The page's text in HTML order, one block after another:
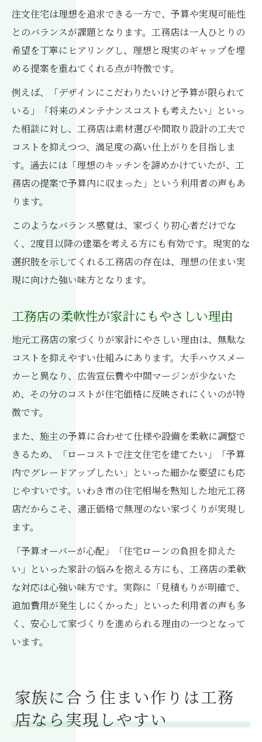
注文住宅は理想を追求できる一方で、予算や実現可能性
とのバランスが課題となります。工務店は一人ひとりの
希望を丁寧にヒアリングし、理想と現実のギャップを埋
める提案を重ねてくれる点が特徴です。
例えば、「デザインにこだわりたいけど予算が限られて
いる」「将来のメンテナンスコストも考えたい」といっ
た相談に対し、工務店は素材選びや間取り設計の工夫で
コストを抑えつつ、満足度の高い仕上がりを目指しま
す。過去には「理想のキッチンを諦めかけていたが、工
務店の提案で予算内に収まった」という利用者の声もあ
ります。
このようなバランス感覚は、家づくり初心者だけでな
く、2度目以降の建築を考える方にも有効です。現実的な
選択肢を示してくれる工務店の存在は、理想の住まい実
現に向けた強い味方となります。
工務店の柔軟性が家計にもやさしい理由
地元工務店の家づくりが家計にやさしい理由は、無駄な
コストを抑えやすい仕組みにあります。大手ハウスメー
カーと異なり、広告宣伝費や中間マージンが少ないた
め、その分のコストが住宅価格に反映されにくいのが特
徴です。
また、施主の予算に合わせて仕様や設備を柔軟に調整で
きるため、「ローコストで注文住宅を建てたい」「予算
内でグレードアップしたい」といった細かな要望にも応
じやすいです。いわき市の住宅相場を熟知した地元工務
店だからこそ、適正価格で無理のない家づくりが実現し
ます。
「予算オーバーが心配」「住宅ローンの負担を抑えた
い」といった家計の悩みを抱える方にも、工務店の柔軟
な対応は心強い味方です。実際に「見積もりが明確で、
追加費用が発生しにくかった」といった利用者の声も多
く、安心して家づくりを進められる理由の一つとなって
います。
家族に合う住まい作りは工務
店なら実現しやすい